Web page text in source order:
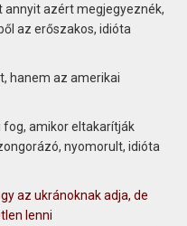
annyit azért megjegyeznék,
az erőszakos, idióta
hanem az amerikai
fog, amikor eltakarítják
nyomorult, idióta
az ukránoknak adja, de
lenni